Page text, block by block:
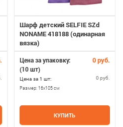
Шарф детский SELFIE SZd
NONAME 418188 (одинарная
вязка)
Цена за упаковку: 0 руб.
(10 шт)
Цена за 1 шт: 0 руб.
Размер: 16х105 см
КУПИТЬ